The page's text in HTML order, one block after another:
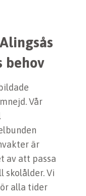
behov
Vår
är
av att passa
skolålder. Vi
alla tider